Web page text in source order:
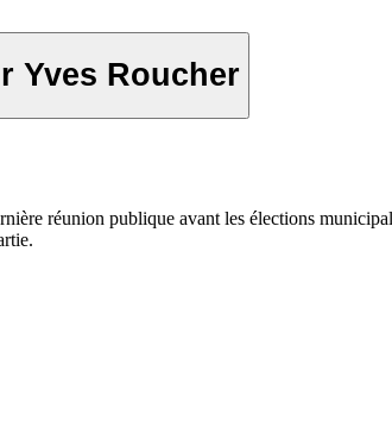
Yves Roucher
réunion publique avant les élections